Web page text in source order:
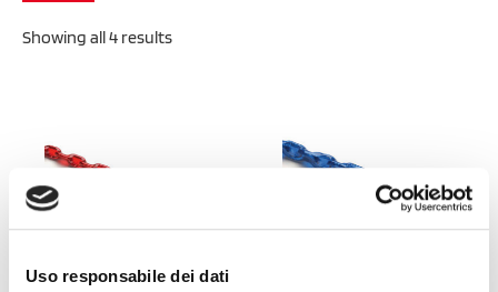
Uso responsabile dei dati
Showing all 4 results